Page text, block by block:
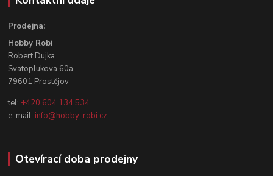
Prodejna:
Hobby Robi
Robert Dujka
Svatoplukova 60a
79601 Prostějov
tel: +420 604 134 534
e-mail: info@hobby-robi.cz
Otevírací doba prodejny